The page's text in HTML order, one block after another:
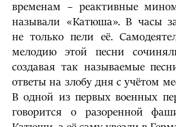
временам – реактивные
называли «Катюша». В часы
не только пели её.
мелодию этой песни
создавая так называемые
ответы на злобу дня с учётом
В одной из первых военных
говорится о разоренной